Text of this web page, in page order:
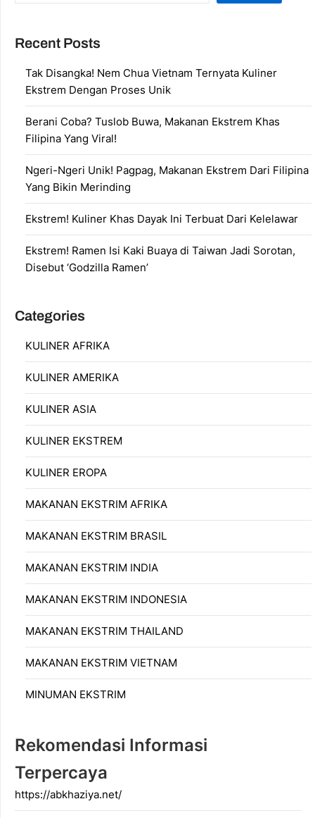
Recent Posts
Tak Disangka! Nem Chua Vietnam Ternyata Kuliner
Ekstrem Dengan Proses Unik
Berani Coba? Tuslob Buwa, Makanan Ekstrem Khas
Filipina Yang Viral!
Ngeri-Ngeri Unik! Pagpag, Makanan Ekstrem Dari Filipina
Yang Bikin Merinding
Ekstrem! Kuliner Khas Dayak Ini Terbuat Dari Kelelawar
Ekstrem! Ramen Isi Kaki Buaya di Taiwan Jadi Sorotan,
Disebut ‘Godzilla Ramen’
Categories
KULINER AFRIKA
KULINER AMERIKA
KULINER ASIA
KULINER EKSTREM
KULINER EROPA
MAKANAN EKSTRIM AFRIKA
MAKANAN EKSTRIM BRASIL
MAKANAN EKSTRIM INDIA
MAKANAN EKSTRIM INDONESIA
MAKANAN EKSTRIM THAILAND
MAKANAN EKSTRIM VIETNAM
MINUMAN EKSTRIM
Rekomendasi Informasi
Terpercaya
https://abkhaziya.net/